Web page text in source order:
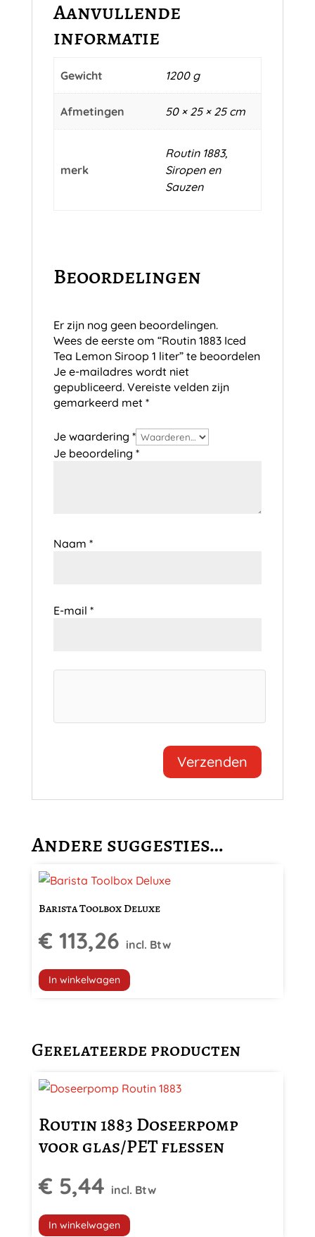
Aanvullende
informatie
Gewicht 1200 g
Afmetingen 50 × 25 × 25 cm
merk
Routin 1883,
Siropen en
Sauzen
Beoordelingen
Er zijn nog geen beoordelingen.
Wees de eerste om “Routin 1883 Iced
Tea Lemon Siroop 1 liter” te beoordelen
Je e-mailadres wordt niet
gepubliceerd. Vereiste velden zijn
gemarkeerd met *
Je waardering *
Je beoordeling *
Naam *
E-mail *
Andere suggesties…
Barista Toolbox Deluxe
€ 113,26 incl. Btw
In winkelwagen
Gerelateerde producten
Routin 1883 Doseerpomp
voor glas/PET flessen
€ 5,44 incl. Btw
In winkelwagen